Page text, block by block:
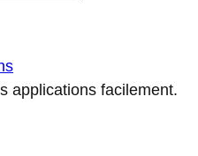
applications facilement.